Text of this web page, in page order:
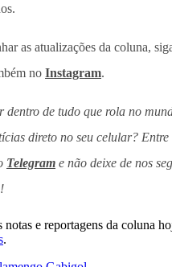
as atualizações da coluna,
no Instagram.
dentro de tudo que rola no
direto no seu celular?
Telegram e não deixe de nos
!
notas e reportagens da coluna
.